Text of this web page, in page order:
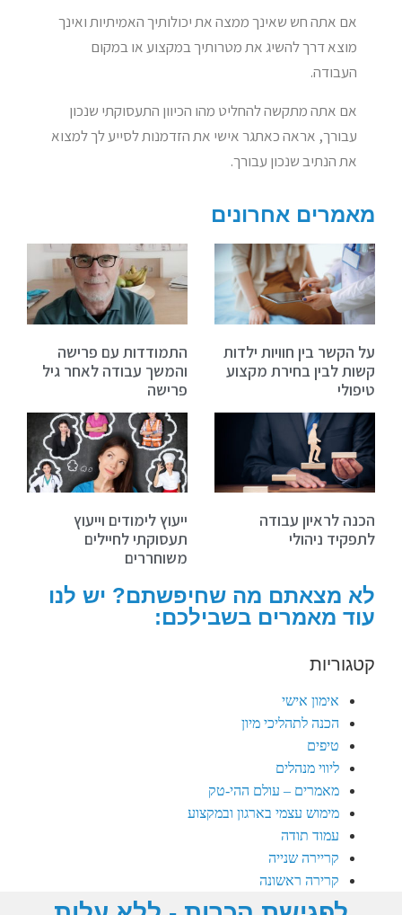
אם אתה חש שאינך ממצה את יכולותיך האמיתיות ואינך
מוצא דרך להשיג את מטרותיך במקצוע או במקום
העבודה.
אם אתה מתקשה להחליט מהו הכיוון התעסוקתי שנכון
עבורך, אראה כאתגר אישי את הזדמנות לסייע לך למצוא
את הנתיב שנכון עבורך.
מאמרים אחרונים
על הקשר בין חוויות ילדות
קשות לבין בחירת מקצוע
טיפולי
התמודדות עם פרישה
והמשך עבודה לאחר גיל
פרישה
הכנה לראיון עבודה
לתפקיד ניהולי
ייעוץ לימודים וייעוץ
תעסוקתי לחיילים
משוחררים
לא מצאתם מה שחיפשתם? יש לנו
עוד מאמרים בשבילכם:
קטגוריות
אימון אישי
הכנה לתהליכי מיון
טיפים
ליווי מנהלים
מאמרים – עולם ההי-טק
מימוש עצמי בארגון ובמקצוע
עמוד תודה
קריירה שנייה
קרירה ראשונה